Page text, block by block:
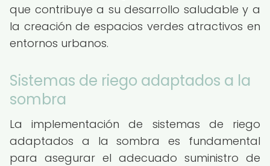
que contribuye a su desarrollo saludable y a
la creación de espacios verdes atractivos en
entornos urbanos.
Sistemas de riego adaptados a la
sombra
La implementación de sistemas de riego
adaptados a la sombra es fundamental
para asegurar el adecuado suministro de